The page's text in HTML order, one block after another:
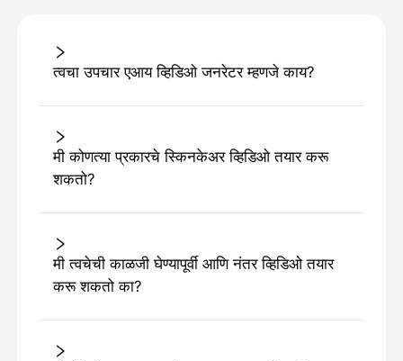
त्वचा उपचार एआय व्हिडिओ जनरेटर म्हणजे काय?
मी कोणत्या प्रकारचे स्किनकेअर व्हिडिओ तयार करू
शकतो?
मी त्वचेची काळजी घेण्यापूर्वी आणि नंतर व्हिडिओ तयार
करू शकतो का?